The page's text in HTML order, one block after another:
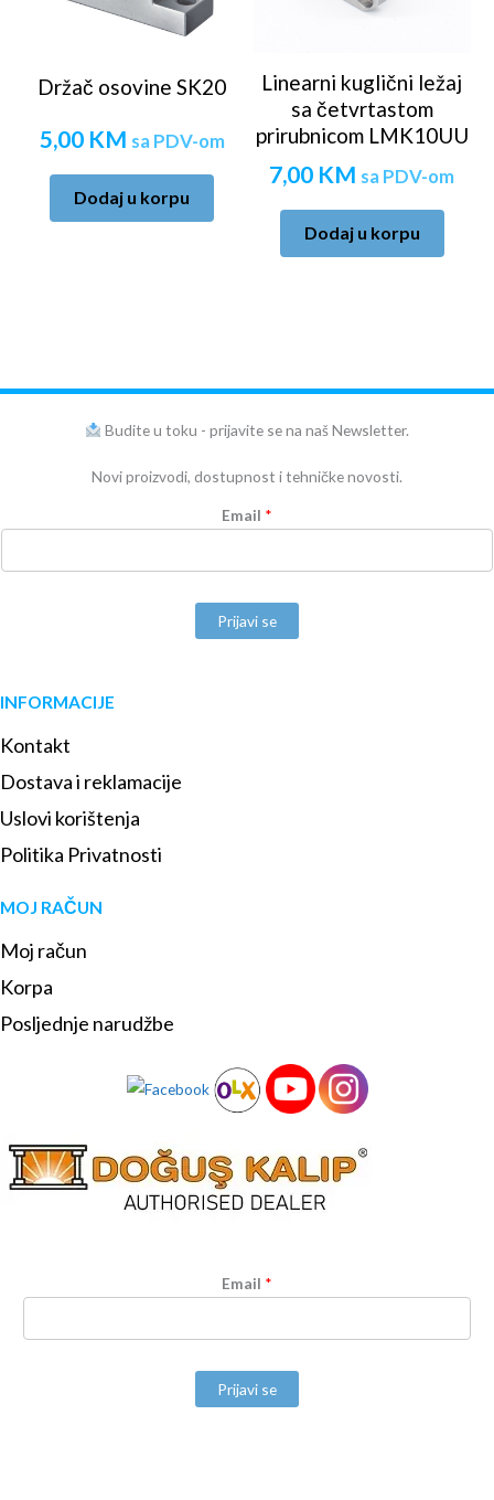
Držač osovine SK20
5,00 KM sa PDV-om
Dodaj u korpu
Linearni kuglični ležaj
sa četvrtastom
prirubnicom LMK10UU
7,00 KM sa PDV-om
Dodaj u korpu
Budite u toku - prijavite se na naš Newsletter.
Novi proizvodi, dostupnost i tehničke novosti.
Email *
Prijavi se
INFORMACIJE
Kontakt
Dostava i reklamacije
Uslovi korištenja
Politika Privatnosti
MOJ RAČUN
Moj račun
Korpa
Posljednje narudžbe
Email *
Prijavi se